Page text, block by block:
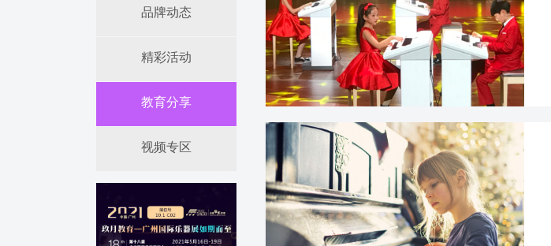
品牌动态
精彩活动
教育分享
视频专区